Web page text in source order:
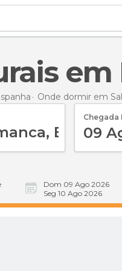
Onde dormir em
Chegada
09
Dom 09 Ago 2026
Seg 10 Ago 2026